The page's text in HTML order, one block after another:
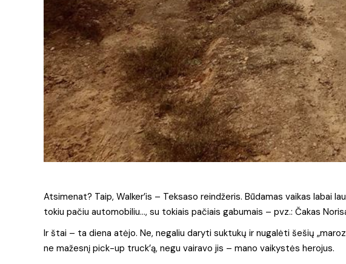
Atsimenat? Taip, Walker’is – Teksaso reindžeris. Būdamas vaikas labai
tokiu pačiu automobiliu…, su tokiais pačiais gabumais – pvz.: Čakas
Ir štai – ta diena atėjo. Ne, negaliu daryti suktukų ir nugalėti šešių
ne mažesnį pick-up truck’ą, negu vairavo jis – mano vaikystės herojus.